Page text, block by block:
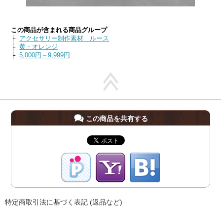
この商品が含まれる商品グループ
├ アクセサリー制作素材 ルース
├黄・オレンジ
├5,000円～9,999円
この商品を共有する
特定商取引法に基づく表記 (返品など)